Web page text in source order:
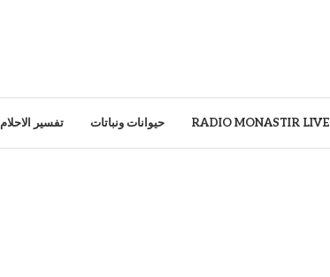
تفسير الاحلام حيوانات ونباتات RADIO MONASTIR LIVE